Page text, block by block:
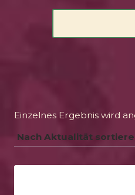
Einzelnes Ergebnis wird